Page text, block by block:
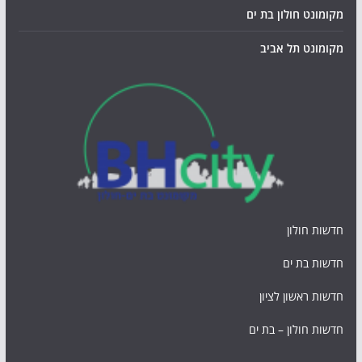
מקומונט חולון בת ים
מקומונט תל אביב
חדשות חולון
חדשות בת ים
חדשות ראשון לציון
חדשות חולון – בת ים